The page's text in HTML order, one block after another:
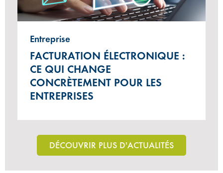
Entreprise
FACTURATION ÉLECTRONIQUE :
CE QUI CHANGE
CONCRÈTEMENT POUR LES
ENTREPRISES
DÉCOUVRIR PLUS D'ACTUALITÉS